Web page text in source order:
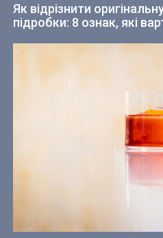
Як відрізнити
підробки: 8 ознак, які